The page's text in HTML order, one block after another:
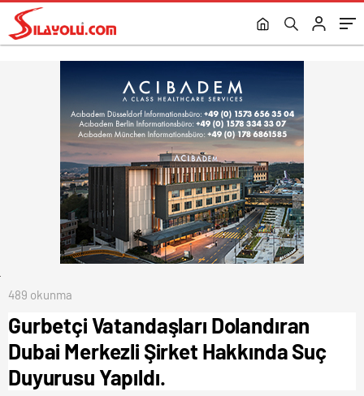
Yapıldı.
489 okunma
Gurbetçi Vatandaşları Dolandıran
Dubai Merkezli Şirket Hakkında Suç
Duyurusu Yapıldı.